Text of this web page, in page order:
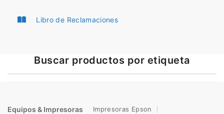
Libro de Reclamaciones
Buscar productos por etiqueta
Equipos & Impresoras
Impresoras Epson